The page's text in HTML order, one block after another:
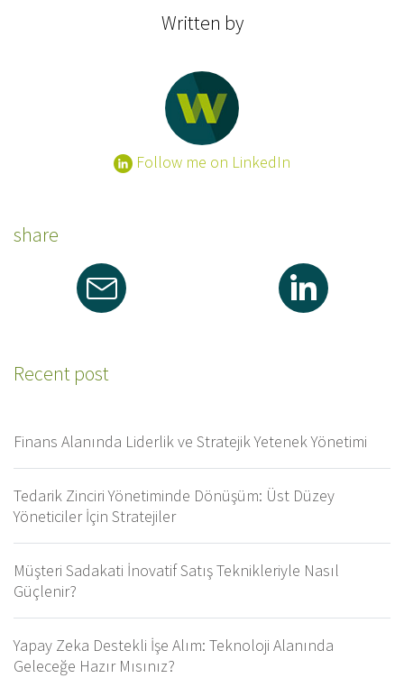
Written by
Follow me on LinkedIn
share
Recent post
Finans Alanında Liderlik ve Stratejik Yetenek Yönetimi
Tedarik Zinciri Yönetiminde Dönüşüm: Üst Düzey
Yöneticiler İçin Stratejiler
Müşteri Sadakati İnovatif Satış Teknikleriyle Nasıl
Güçlenir?
Yapay Zeka Destekli İşe Alım: Teknoloji Alanında
Geleceğe Hazır Mısınız?